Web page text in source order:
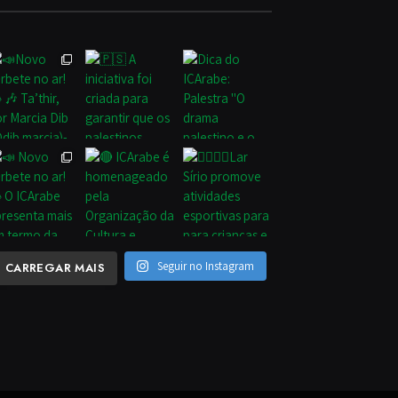
CARREGAR MAIS Seguir no Instagram